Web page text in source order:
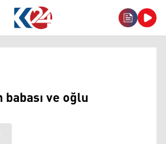
ve oğlu